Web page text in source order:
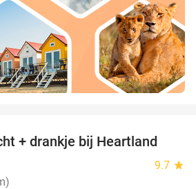
36%
+ drankje bij Heartland
9.7 star